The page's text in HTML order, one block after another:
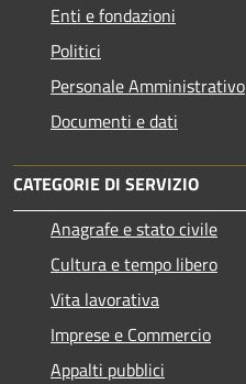
Enti e fondazioni
Politici
Personale Amministrativo
Documenti e dati
CATEGORIE DI SERVIZIO
Anagrafe e stato civile
Cultura e tempo libero
Vita lavorativa
Imprese e Commercio
Appalti pubblici